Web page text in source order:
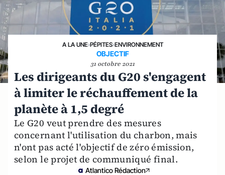
A LA UNE›PÉPITES›ENVIRONNEMENT
OBJECTIF
31 octobre 2021
Les dirigeants du G20 s'engagent
à limiter le réchauffement de la
planète à 1,5 degré
Le G20 veut prendre des mesures
concernant l'utilisation du charbon, mais
n'ont pas acté l'objectif de zéro émission,
selon le projet de communiqué final.
Atlantico Rédaction